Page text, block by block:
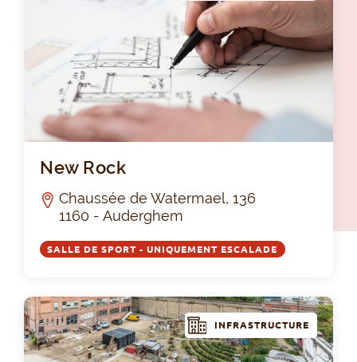
New Rock
Chaussée de Watermael, 136
1160 - Auderghem
SALLE DE SPORT - UNIQUEMENT ESCALADE
INFRASTRUCTURE